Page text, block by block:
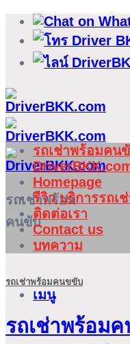
ข้าม
เนื้อหา
รถเช่าพร้อม
คนขับ
เมนู
รถเช่าพร้อมคน
Homepage
รีวิว บริการรถเ
ติดต่อเรา
Contact us
บทความ
รถเช่าพร้อมคนขขับ
รถเช่าพร้อม